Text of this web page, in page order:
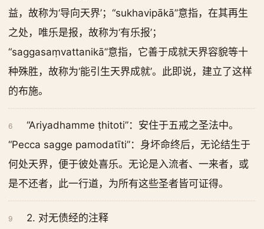
益，故称为‘导向天界’；“sukhavipākā”意指，在其再生
之处，唯乐是报，故称为‘有乐报’；
“saggasaṃvattanikā”意指，它善于成就天界容貌等十
种殊胜，故称为‘能引生天界成就’。此即说，建立了这样
的布施。
6
“Ariyadhamme ṭhitoti”：安住于五戒之圣法中。
“Pecca sagge pamodatīti”：身坏命终后，无论结生于
何处天界，便于彼处喜乐。无论是入流者、一来者，或
是不还者，此一行道，为所有这些圣者皆可证得。
9 2. 对无债经的注释